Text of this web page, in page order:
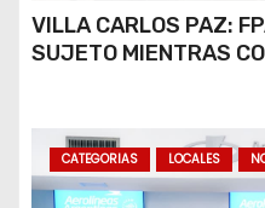
VILLA CARLOS PAZ:
SUJETO MIENTRAS
CATEGORIAS LOCALES